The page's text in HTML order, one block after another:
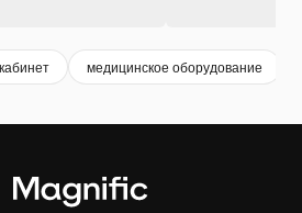
кабинет медицинское оборудование